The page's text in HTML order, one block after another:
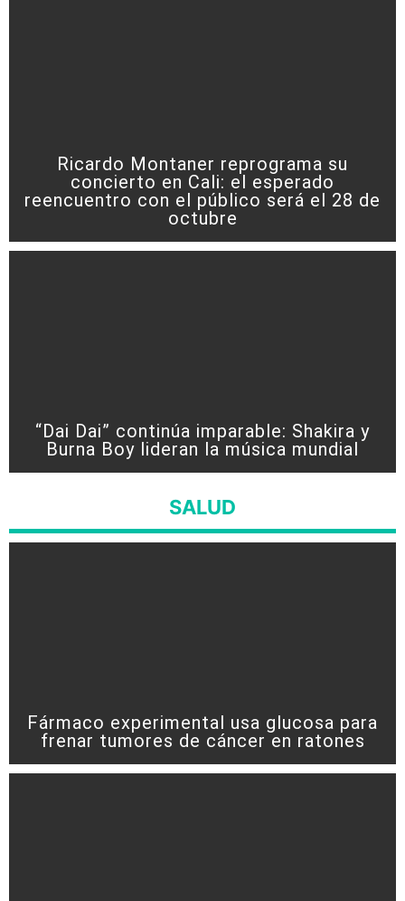
Ricardo Montaner reprograma su
concierto en Cali: el esperado
reencuentro con el público será el 28 de
octubre
“Dai Dai” continúa imparable: Shakira y
Burna Boy lideran la música mundial
SALUD
Fármaco experimental usa glucosa para
frenar tumores de cáncer en ratones